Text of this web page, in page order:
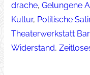
drache, Gelungene
Kultur, Politische
Theaterwerkstatt
Widerstand,